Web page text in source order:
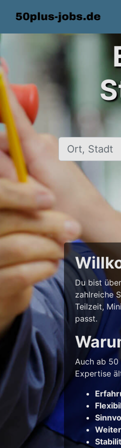
Ort, Stadt
Du bist
zahlreiche
Teilzeit,
passt.
Auch ab
Expertise